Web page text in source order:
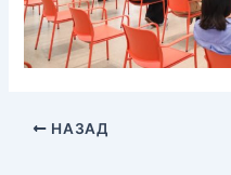
НАЗАД